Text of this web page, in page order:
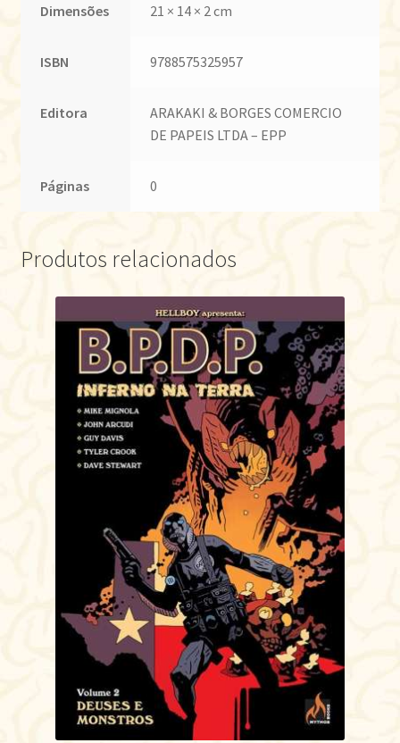
Dimensões 21 × 14 × 2 cm
ISBN 9788575325957
Editora
ARAKAKI & BORGES COMERCIO
DE PAPEIS LTDA – EPP
Páginas 0
Produtos relacionados